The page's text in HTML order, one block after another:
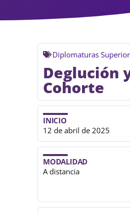
Diplomaturas
Deglución
Cohorte
INICIO
12 de abril de 2025
MODALIDAD
A distancia